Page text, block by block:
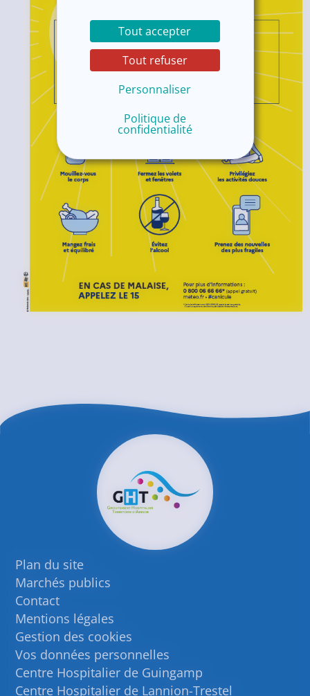
Plan du site
Marchés publics
Contact
Mentions légales
Gestion des cookies
Vos données personnelles
Centre Hospitalier de Guingamp
Centre Hospitalier de Lannion-Trestel
Tout accepter
Tout refuser
Personnaliser
Politique de
confidentialité